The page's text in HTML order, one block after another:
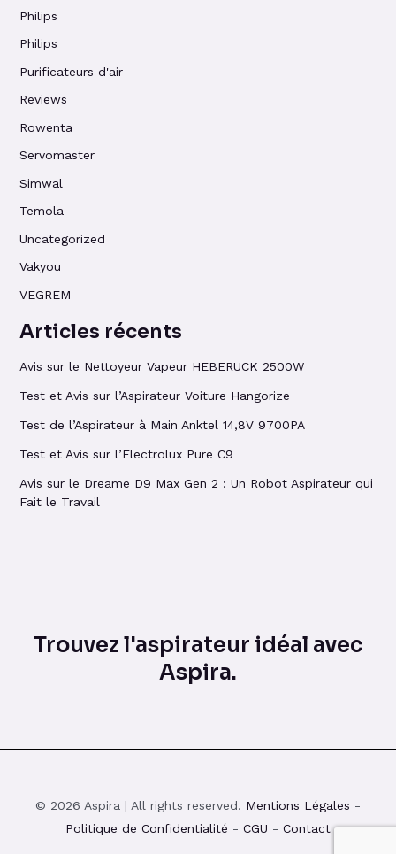
Philips
Philips
Purificateurs d'air
Reviews
Rowenta
Servomaster
Simwal
Temola
Uncategorized
Vakyou
VEGREM
Articles récents
Avis sur le Nettoyeur Vapeur HEBERUCK 2500W
Test et Avis sur l’Aspirateur Voiture Hangorize
Test de l’Aspirateur à Main Anktel 14,8V 9700PA
Test et Avis sur l’Electrolux Pure C9
Avis sur le Dreame D9 Max Gen 2 : Un Robot Aspirateur qui
Fait le Travail
Trouvez l'aspirateur idéal avec
Aspira.
© 2026 Aspira | All rights reserved. Mentions Légales -
Politique de Confidentialité - CGU - Contact